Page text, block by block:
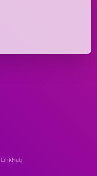
LinkHub